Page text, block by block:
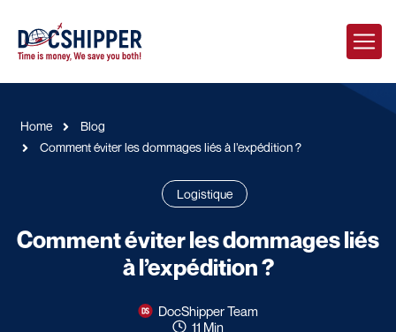
Home
Blog
Comment éviter les dommages liés à l’expédition ?
Logistique
Comment éviter les dommages liés
à l’expédition ?
DocShipper Team
11 Min